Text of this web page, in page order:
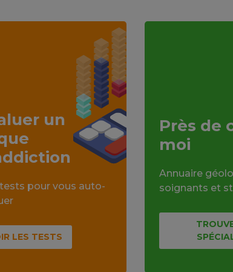
un
pour vous auto-
LES TESTS
Près de
moi
Annuaire
soignants et